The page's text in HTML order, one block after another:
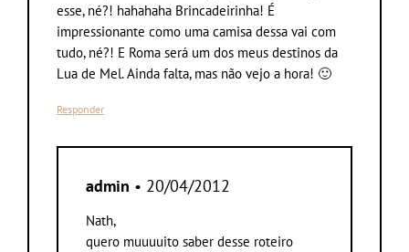
esse, né?! hahahaha Brincadeirinha! É
impressionante como uma camisa dessa vai com
tudo, né?! E Roma será um dos meus destinos da
Lua de Mel. Ainda falta, mas não vejo a hora! 🙂
Responder
admin • 20/04/2012
Nath,
quero muuuuito saber desse roteiro